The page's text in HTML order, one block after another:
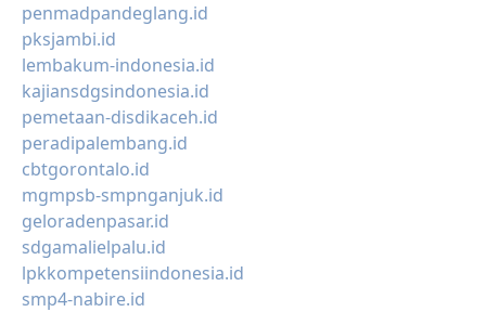
penmadpandeglang.id
pksjambi.id
lembakum-indonesia.id
kajiansdgsindonesia.id
pemetaan-disdikaceh.id
peradipalembang.id
cbtgorontalo.id
mgmpsb-smpnganjuk.id
geloradenpasar.id
sdgamalielpalu.id
lpkkompetensiindonesia.id
smp4-nabire.id